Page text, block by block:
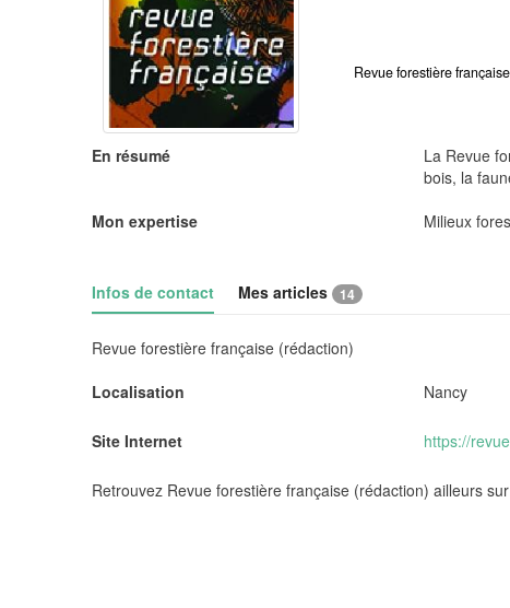
Revue forestière
En résumé
La Revue
bois, la
Mon expertise
Milieux
Infos de contact Mes articles 14
Revue forestière française (rédaction)
Localisation
Nancy
Site Internet https://
Retrouvez Revue forestière française (rédaction) ailleurs